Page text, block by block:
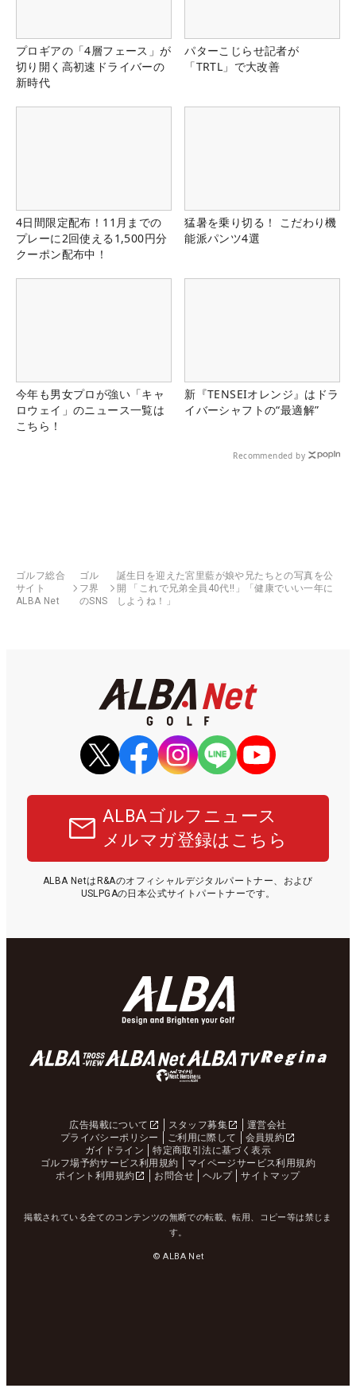
プロギアの「4層フェース」が
切り開く高初速ドライバーの
新時代
パターこじらせ記者が
「TRTL」で大改善
4日間限定配布！11月までの
プレーに2回使える1,500円分
クーポン配布中！
猛暑を乗り切る！ こだわり機
能派パンツ4選
今年も男女プロが強い「キャ
ロウェイ」のニュース一覧は
こちら！
新『TENSEIオレンジ』はドラ
イバーシャフトの“最適解”
Recommended by
ゴルフ総合
サイト
ALBA Net
ゴル
フ界
のSNS
誕生日を迎えた宮里藍が娘や兄たちとの写真を公
開 「これで兄弟全員40代!!」「健康でいい一年に
しようね！」
ALBAゴルフニュース
メルマガ登録はこちら
ALBA NetはR&Aのオフィシャルデジタルパートナー、および
USLPGAの日本公式サイトパートナーです。
広告掲載について スタッフ募集
運営会社
プライバシーポリシー
ご利用に際して
会員規約
ガイドライン
特定商取引法に基づく表示
ゴルフ場予約サービス利用規約
マイページサービス利用規約
ポイント利用規約
お問合せ ヘルプ サイトマップ
掲載されている全てのコンテンツの無断での転載、転用、コピー等は禁じま
す。
© ALBA Net